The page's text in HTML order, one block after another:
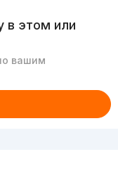
в этом или
вашим